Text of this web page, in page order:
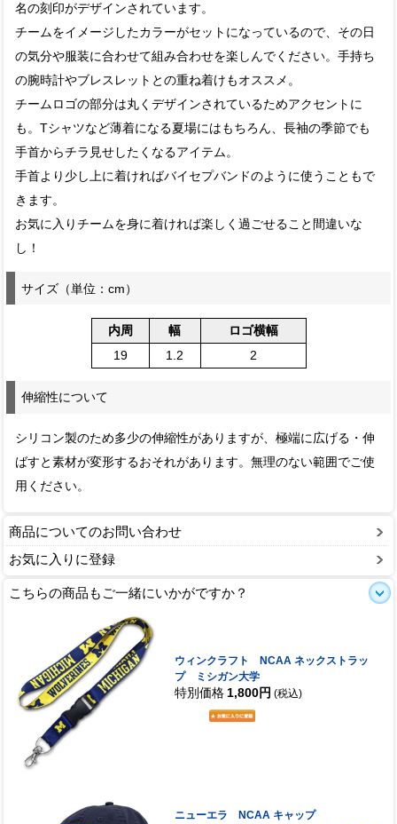
名の刻印がデザインされています。
チームをイメージしたカラーがセットになっているので、その日
の気分や服装に合わせて組み合わせを楽しんでください。手持ち
の腕時計やブレスレットとの重ね着けもオススメ。
チームロゴの部分は丸くデザインされているためアクセントに
も。Tシャツなど薄着になる夏場にはもちろん、長袖の季節でも
手首からチラ見せしたくなるアイテム。
手首より少し上に着ければバイセプバンドのように使うこともで
きます。
お気に入りチームを身に着ければ楽しく過ごせること間違いな
し！
サイズ（単位：cm）
内周 幅
ロゴ横幅
19
1.2 2
伸縮性について
シリコン製のため多少の伸縮性がありますが、極端に広げる・伸
ばすと素材が変形するおそれがあります。無理のない範囲でご使
用ください。
商品についてのお問い合わせ
お気に入りに登録
こちらの商品もご一緒にいかがですか？
ウィンクラフト NCAA ネックストラッ
プ ミシガン大学
特別価格 1,800円 (税込)
ニューエラ NCAA キャップ